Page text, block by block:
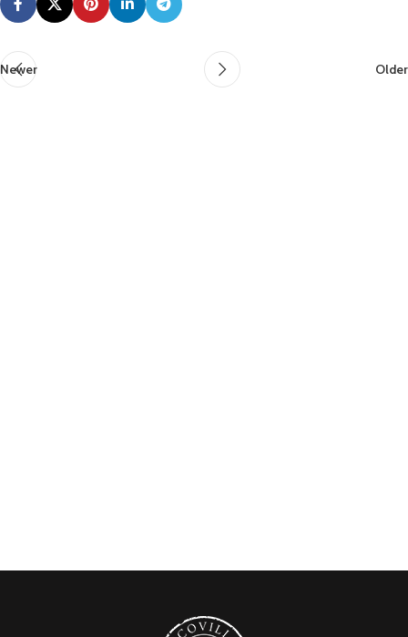
Newer Older